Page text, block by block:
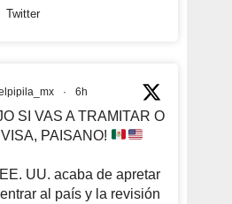
Twitter
· 6h
SI VAS A TRAMITAR O
PAISANO!
UU. acaba de apretar
al país y la revisión